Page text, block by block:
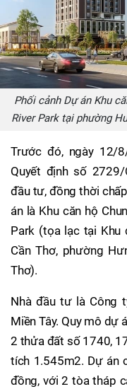
Phối cảnh Dự án Khu
River Park tại phường
Trước đó, ngày 12/
Quyết định số
đầu tư, đồng thời
án là Khu căn hộ
Park (tọa lạc tại
Cần Thơ, phường
Thơ).
Nhà đầu tư là Công
Miền Tây. Quy mô dự
2 thửa đất số 1740,
tích 1.545m2. Dự án
đồng, với 2 tòa tháp